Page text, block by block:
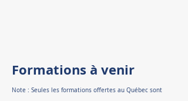
Formations à venir
Note : Seules les formations offertes au Québec sont